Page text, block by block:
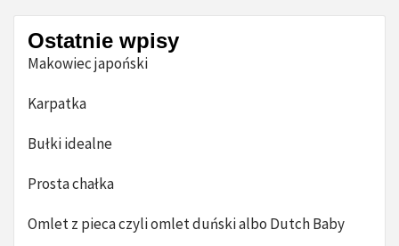
Ostatnie wpisy
Makowiec japoński
Karpatka
Bułki idealne
Prosta chałka
Omlet z pieca czyli omlet duński albo Dutch Baby